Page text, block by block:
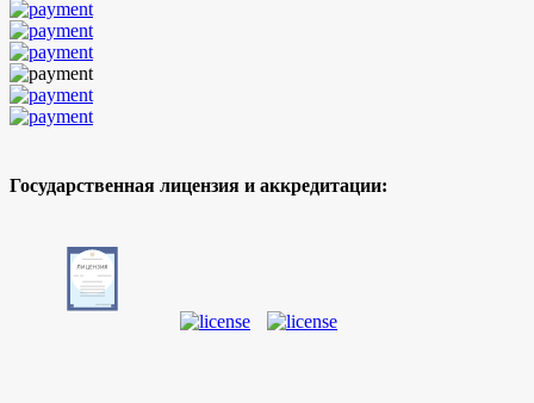
Государственная лицензия и аккредитации: